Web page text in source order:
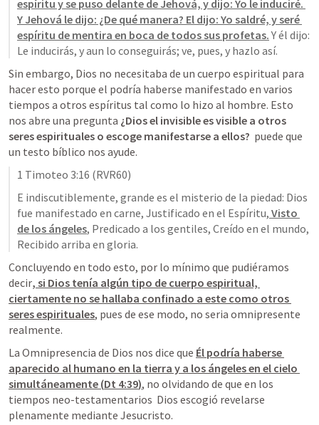
espíritu y se puso delante de Jehová, y dijo: Yo le induciré.
Y Jehová le dijo: ¿De qué manera? El dijo: Yo saldré, y seré
espíritu de mentira en boca de todos sus profetas. Y él dijo:
Le inducirás, y aun lo conseguirás; ve, pues, y hazlo así.
Sin embargo, Dios no necesitaba de un cuerpo espiritual para
hacer esto porque el podría haberse manifestado en varios
tiempos a otros espíritus tal como lo hizo al hombre. Esto
nos abre una pregunta ¿Dios el invisible es visible a otros
seres espirituales o escoge manifestarse a ellos?
  puede que
un testo bíblico nos ayude.
1 Timoteo 3:16 (RVR60)
E indiscutiblemente, grande es el misterio de la piedad: Dios
fue manifestado en carne, Justificado en el Espíritu, Visto
de los ángeles, Predicado a los gentiles, Creído en el mundo,
Recibido arriba en gloria.
Concluyendo en todo esto, por lo mínimo que pudiéramos
decir, si Dios tenía algún tipo de cuerpo espiritual,
ciertamente no se hallaba confinado a este como otros
seres espirituales, pues de ese modo, no seria omnipresente
realmente.
La Omnipresencia de Dios nos dice que Él podría haberse
aparecido al humano en la tierra y a los ángeles en el cielo
simultáneamente (Dt 4:39), no olvidando de que en los
tiempos neo-testamentarios  Dios escogió revelarse
plenamente mediante Jesucristo.